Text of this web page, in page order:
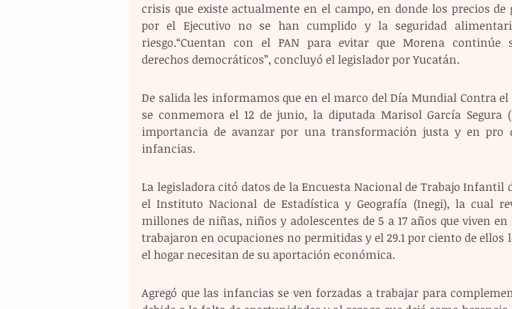
crisis que existe actualmente en el campo, en donde los precios
por el Ejecutivo no se han cumplido y la seguridad
riesgo.“Cuentan con el PAN para evitar que Morena continúe
derechos democráticos”, concluyó el legislador por Yucatán.
De salida les informamos que en el marco del Día Mundial Contra
se conmemora el 12 de junio, la diputada Marisol García Segura
importancia de avanzar por una transformación justa y en pro
infancias.
La legisladora citó datos de la Encuesta Nacional de Trabajo Infantil
el Instituto Nacional de Estadística y Geografía (Inegi), la cual
millones de niñas, niños y adolescentes de 5 a 17 años que viven
trabajaron en ocupaciones no permitidas y el 29.1 por ciento de ellos
el hogar necesitan de su aportación económica.
Agregó que las infancias se ven forzadas a trabajar para